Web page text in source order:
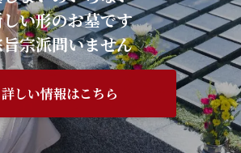
い形のお墓です
宗派問いません
詳しい情報はこちら